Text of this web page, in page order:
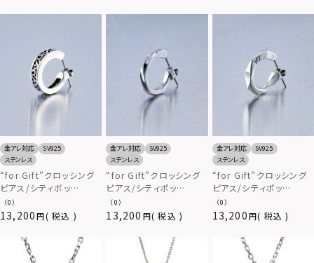
金アレ対応
SV925
ステンレス
“for Gift”クロッシング
ピアス/シティポッ
プ“TYPE J”/シルバー
925
13,200 税込
（0）
金アレ対応
SV925
ステンレス
“for Gift”クロッシング
ピアス/シティポッ
プ“TYPE B”/シルバー
925
13,200 税込
（0）
金アレ対応
SV925
ステンレス
“for Gift”クロッシング
ピアス/シティポッ
プ“TYPE D”/シルバー
925
13,200 税込
（0）